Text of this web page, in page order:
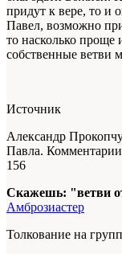
придут к вере, то и
Павел, возможно
то насколько проще
собственные ветви
Источник
Александр
Павла.
156
Скажешь: "ветви
Амброзиастер
Толкование на